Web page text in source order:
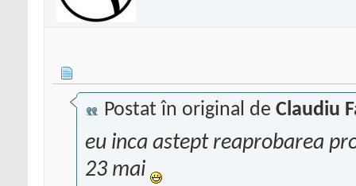
Postat în original de Claudiu
eu inca astept reaprobarea
23 mai